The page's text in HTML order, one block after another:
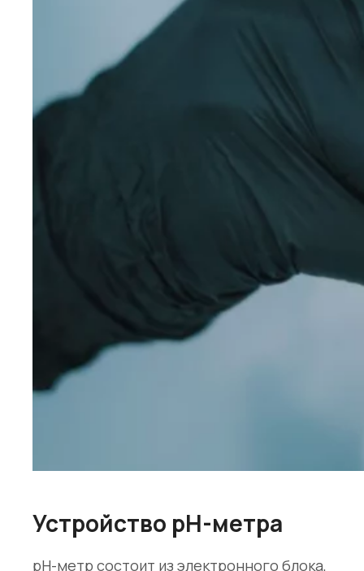
Устройство pH-метра
pH-метр состоит из электронного блока,